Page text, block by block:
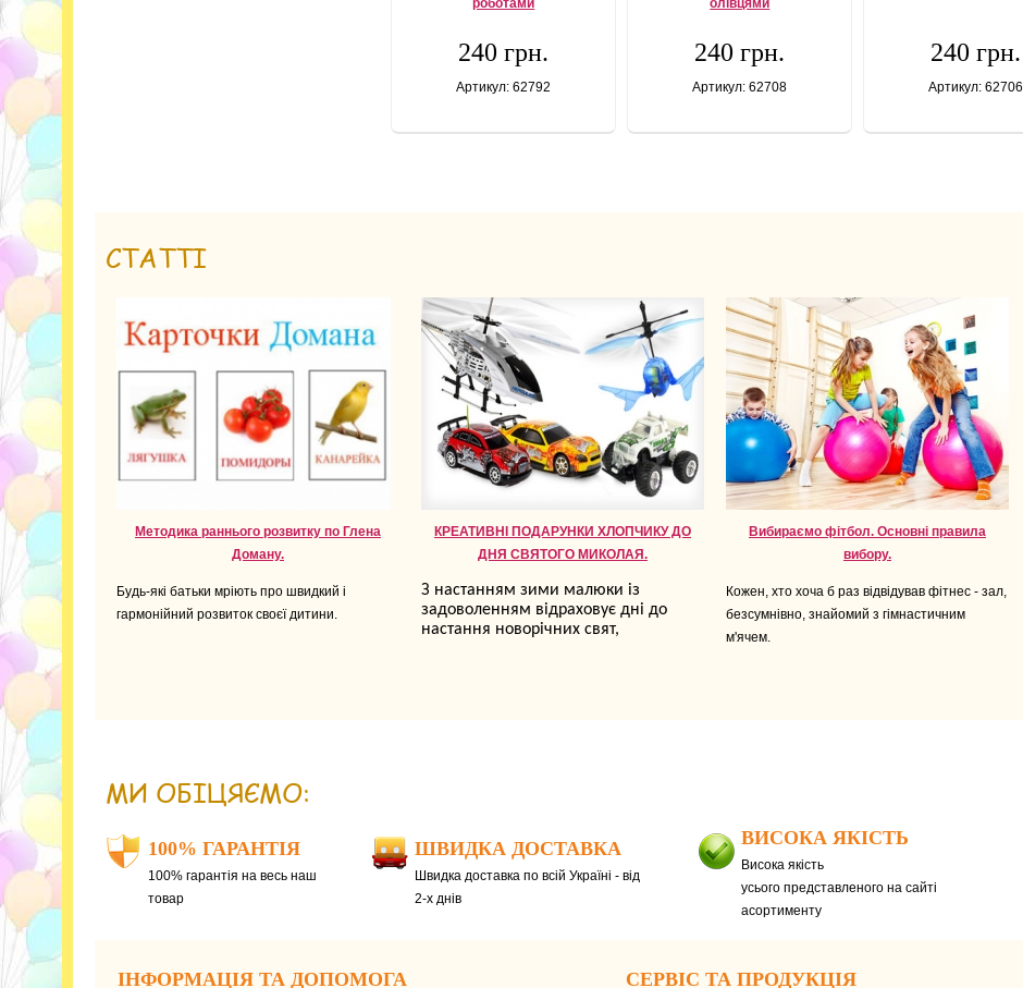
роботами
240 грн.
Артикул: 62792
олівцями
240 грн.
Артикул: 62708
240 грн.
Артикул: 62706
СТАТТІ
Методика раннього розвитку по Глена
Доману.
Будь-які батьки мріють про швидкий і
гармонійний розвиток своєї дитини.
КРЕАТИВНІ ПОДАРУНКИ ХЛОПЧИКУ ДО
ДНЯ СВЯТОГО МИКОЛАЯ.
З настанням зими малюки із
задоволенням відраховує дні до
настання новорічних свят,
Вибираємо фітбол. Основні правила
вибору.
Кожен, хто хоча б раз відвідував фітнес - зал,
безсумнівно, знайомий з гімнастичним
м'ячем.
МИ ОБІЦЯЄМО:
100% ГАРАНТІЯ
100% гарантія на весь наш
товар
ШВИДКА ДОСТАВКА
Швидка доставка по всій Україні - від
2-х днів
ВИСОКА ЯКІСТЬ
Висока якість
усього представленого на сайті
асортименту
ІНФОРМАЦІЯ ТА ДОПОМОГА СЕРВІС ТА ПРОДУКЦІЯ